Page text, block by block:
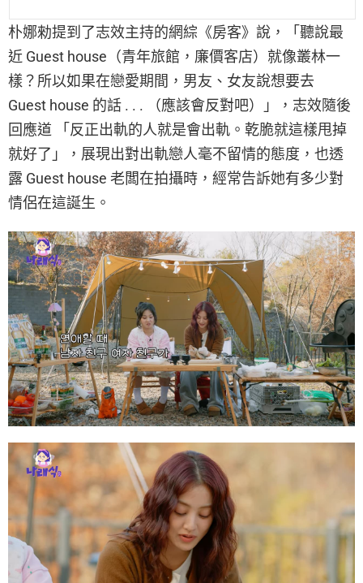
朴娜勑提到了志效主持的網綜《房客》說，「聽說最
近 Guest house（青年旅館，廉價客店）就像叢林一
樣？所以如果在戀愛期間，男友、女友說想要去
Guest house 的話 . . . （應該會反對吧）」，志效隨後
回應道 「反正出軌的人就是會出軌。乾脆就這樣甩掉
就好了」，展現出對出軌戀人毫不留情的態度，也透
露 Guest house 老闆在拍攝時，經常告訴她有多少對
情侶在這誕生。